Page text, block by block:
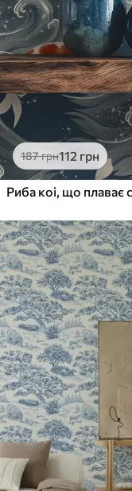
187грн112 грн